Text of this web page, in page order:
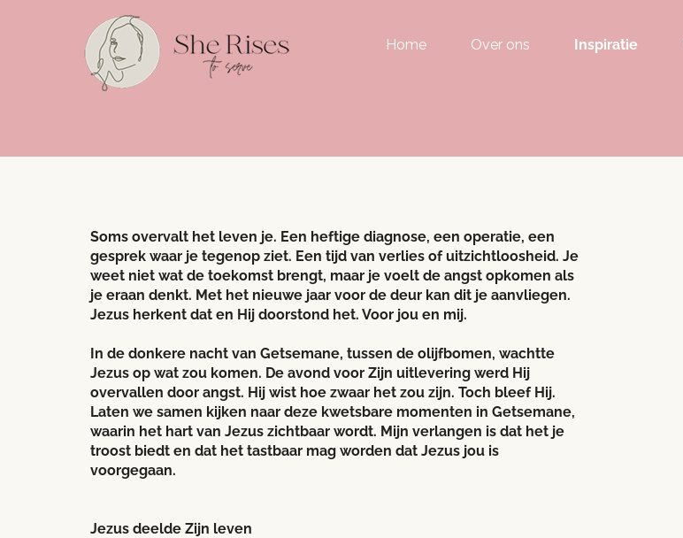
Home Over ons Inspiratie
Soms overvalt het leven je. Een heftige diagnose, een operatie, een
gesprek waar je tegenop ziet. Een tijd van verlies of uitzichtloosheid. Je
weet niet wat de toekomst brengt, maar je voelt de angst opkomen als
je eraan denkt. Met het nieuwe jaar voor de deur kan dit je aanvliegen.
Jezus herkent dat en Hij doorstond het. Voor jou en mij.
In de donkere nacht van Getsemane, tussen de olijfbomen, wachtte
Jezus op wat zou komen. De avond voor Zijn uitlevering werd Hij
overvallen door angst. Hij wist hoe zwaar het zou zijn. Toch bleef Hij.
Laten we samen kijken naar deze kwetsbare momenten in Getsemane,
waarin het hart van Jezus zichtbaar wordt. Mijn verlangen is dat het je
troost biedt en dat het tastbaar mag worden dat Jezus jou is
voorgegaan.
Jezus deelde Zijn leven